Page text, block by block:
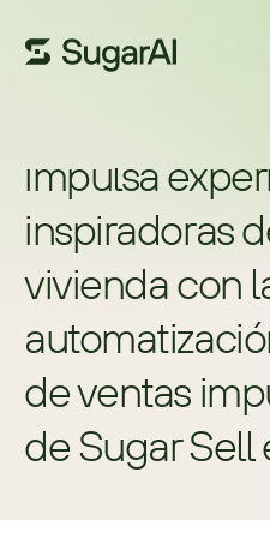
impulsa
inspiradoras
vivienda con
de ventas
de Sugar Sell